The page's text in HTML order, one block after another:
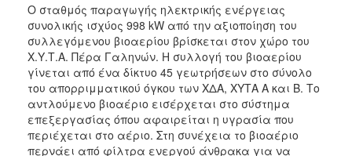
ΠΟΛΙΤΙΣΜΟΣ
ΑΝΘΕΚΤΙΚΗ
ΠΟΛΗ
Ο σταθμός παραγωγής ηλεκτρικής ενέργειας
συνολικής ισχύος 998 kW από την αξιοποίηση του
συλλεγόμενου βιοαερίου βρίσκεται στον χώρο του
Χ.Υ.Τ.Α. Πέρα Γαληνών. Η συλλογή του βιοαερίου
γίνεται από ένα δίκτυο 45 γεωτρήσεων στο σύνολο
του απορριμματικού όγκου των ΧΔΑ, ΧΥΤΑ Α και Β. Το
αντλούμενο βιοαέριο εισέρχεται στο σύστημα
επεξεργασίας όπου αφαιρείται η υγρασία που
περιέχεται στο αέριο. Στη συνέχεια το βιοαέριο
περνάει από φίλτρα ενεργού άνθρακα για να